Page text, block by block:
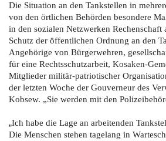
Die Situation an den Tankstellen in
von den örtlichen Behörden besondere
in den sozialen Netzwerken Rechenschaft
Schutz der öffentlichen Ordnung an den
Angehörige von Bürgerwehren,
für eine Rechtsschutzarbeit, Kosaken-
Mitglieder militär-patriotischer
der letzten Woche der Gouverneur des
Kobsew. „Sie werden mit den
„Ich habe die Lage an arbeitenden
Die Menschen stehen tagelang in